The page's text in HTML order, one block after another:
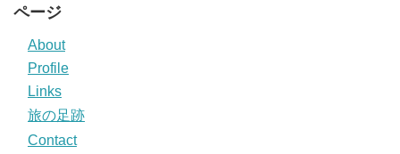
ページ
About
Profile
Links
旅の足跡
Contact